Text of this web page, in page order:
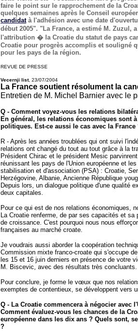
faire le point sur le rapprochement de la
quelques semaines après le Conseil
candidatà l'adhésion avec une date
début 2005". "La France, a estimé M.
l'attribution � la Croatie du statut de pays
Croatie pour progrès accomplis et souligné
pour les pays de la région.
REVUE DE PRESSE
Vecernji list, 23/07/2004
La France soutient résolument la
Entretien de M. Michel Barnier avec le
Q - Comment voyez-vous les relations
En général, les relations économiques sont
politiques. Est-ce aussi le cas avec la France
R - Après les années troublées qui ont suivi
relations ont changé du tout au tout grâce à la
Président Chirac et le président Mesic
réunissant les pays de l'Union européenne et
stabilisation et d'association (PSA) : Croatie,
Herzégovine, Albanie, Ancienne République
Depuis lors, un dialogue politique d'une qualité
deux capitales.
Pour ce qui est de nos relations économiques,
La Croatie renferme, de par ses capacités et sa
de croissance. C'est pourquoi nous nous
françaises au marché croate.
Je voudrais aussi aborder la coopération
Commission mixte franco-croate qui s'occupe
les 15 et 16 juin derniers en présence de votre
M. Biscevic, avec des résultats très concluants.
Pour conclure, je forme le vœux que nos
exemptes de contentieux, se développent vers
Q - La Croatie commencera à négocier avec
Comment évaluez-vous les chances de la
européenne dans les dix ans ? Quels sont,
?